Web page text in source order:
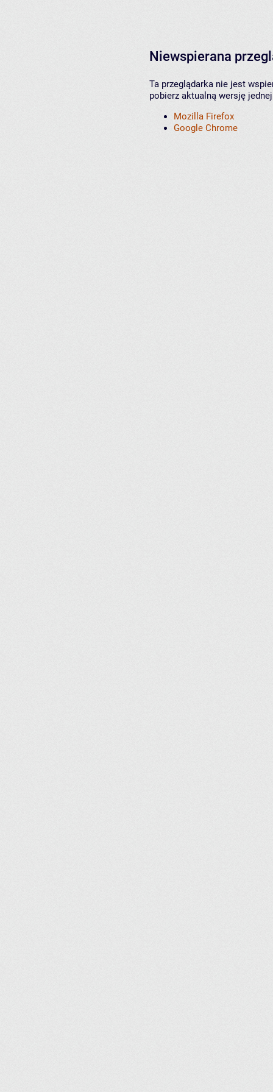
Niewspierana
Ta przeglądarka nie jest
pobierz aktualną wersję
Mozilla Firefox
Google Chrome